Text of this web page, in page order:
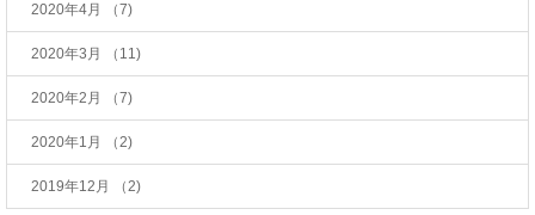
2020年4月 （7)
2020年3月 （11)
2020年2月 （7)
2020年1月 （2)
2019年12月 （2)